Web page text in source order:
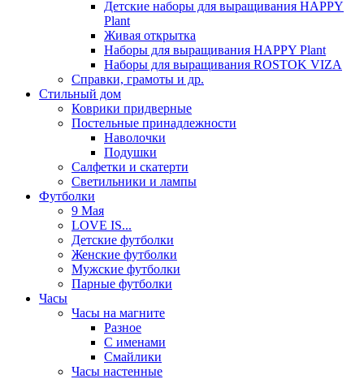
Детские наборы для выращивания HAPPY
Plant
Живая открытка
Наборы для выращивания HAPPY Plant
Наборы для выращивания ROSTOK VIZA
Справки, грамоты и др.
Стильный дом
Коврики придверные
Постельные принадлежности
Наволочки
Подушки
Салфетки и скатерти
Светильники и лампы
Футболки
9 Мая
LOVE IS...
Детские футболки
Женские футболки
Мужские футболки
Парные футболки
Часы
Часы на магните
Разное
С именами
Смайлики
Часы настенные